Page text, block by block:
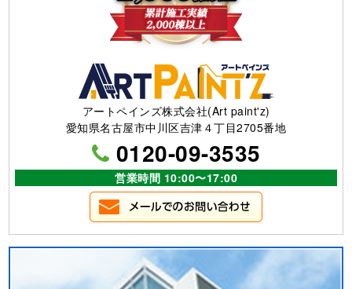
アートペインズ株式会社(Art paint'z)
愛知県名古屋市中川区吉津４丁目2705番地
0120-09-3535
営業時間 10:00〜17:00